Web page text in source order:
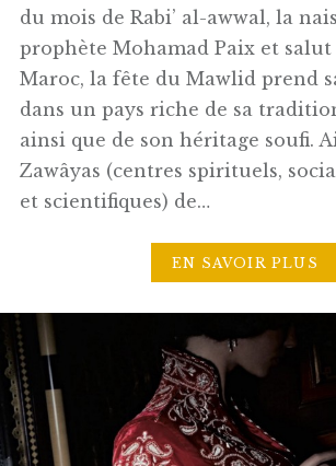
du mois de Rabi’ al-awwal, la
prophète Mohamad Paix et
Maroc, la fête du Mawlid prend
dans un pays riche de sa
ainsi que de son héritage soufi.
Zawâyas (centres spirituels,
et scientifiques) de…
EN SAVOIR PLUS